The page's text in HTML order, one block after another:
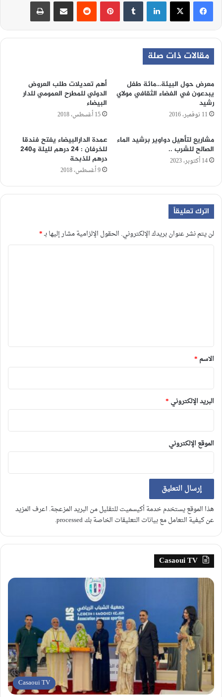
مقالات ذات صلة
معرض حول البيئة…مائة طفل
يبدعون في الفضاء الثقافي مولاي
رشيد
11 نوفمبر، 2016
أهم تعديلات طلب العروض
الدولي للمطرح العمومي للدار
البيضاء
15 أغسطس، 2018
مشاريع لتأهيل دواوير برشيد الماء
الصالح للشرب ..
14 أكتوبر، 2023
عمدة الدارالبيضاء يفتح فندقا
للخرفان : 24 درهم لليلة و240
درهم للذبحة
9 أغسطس، 2018
اترك تعليقاً
لن يتم نشر عنوان بريدك الإلكتروني. الحقول الإلزامية مشار إليها بـ*
*
الاسم *
البريد الإلكتروني *
الموقع الإلكتروني
هذا الموقع يستخدم خدمة أكيسميت للتقليل من البريد المزعجة. اعرف المزيد
عن كيفية التعامل مع بيانات التعليقات الخاصة بك processed
.
Casaoui TV
Casaoui TV